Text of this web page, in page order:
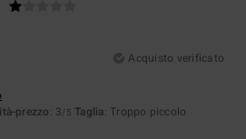
Acquisto verificato
prezzo: 3/5 Taglia: Troppo piccolo